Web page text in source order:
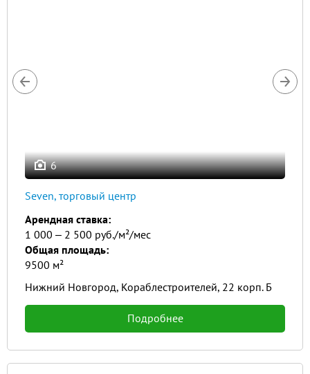
6
Seven, торговый центр
Арендная ставка:
1 000 ‒ 2 500 руб./м²/мес
Общая площадь:
9500 м²
Нижний Новгород, Кораблестроителей, 22 корп. Б
Подробнее